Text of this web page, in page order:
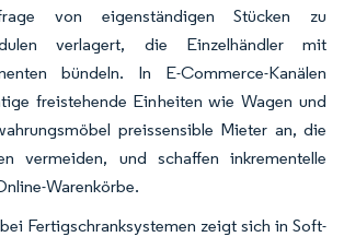
von eigenständigen Stücken zu
verlagert, die Einzelhändler mit
bündeln. In E-Commerce-Kanälen
freistehende Einheiten wie Wagen und
preissensible Mieter an, die
vermeiden, und schaffen inkrementelle
Warenkörbe.
Fertigschranksystemen zeigt sich in Soft-